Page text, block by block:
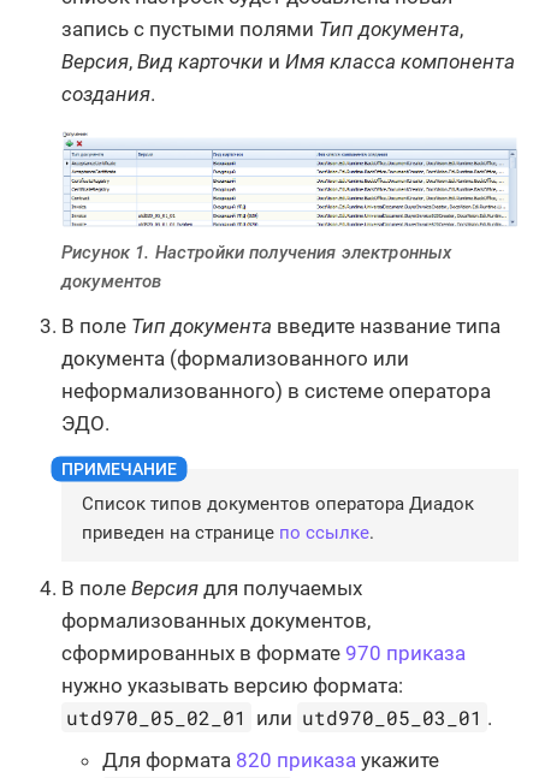
запись с пустыми полями Тип документа,
Версия, Вид карточки и Имя класса компонента
создания.
Рисунок 1. Настройки получения электронных
документов
В поле Тип документа введите название типа
документа (формализованного или
неформализованного) в системе оператора
ЭДО.
Список типов документов оператора Диадок
приведен на странице по ссылке.
В поле Версия для получаемых
формализованных документов,
сформированных в формате 970 приказа
нужно указывать версию формата:
utd970_05_02_01 или utd970_05_03_01 .
Для формата 820 приказа укажите